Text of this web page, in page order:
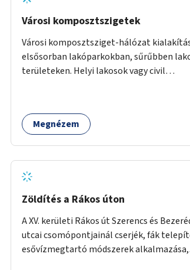
Városi komposztszigetek
Városi komposztsziget-hálózat
elsősorban lakóparkokban, sűrűbben
területeken. Helyi lakosok vagy civil
komposztszigetek helyben történő hosszú
távú fenntartását.
Megnézem
Zöldítés a Rákos úton
A XV. kerületi Rákos út Szerencs és
utcai csomópontjainál cserjék, fák
esővízmegtartó módszerek alkalmazása,